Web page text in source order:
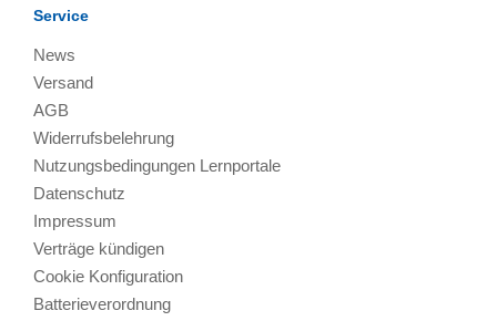
Service
News
Versand
AGB
Widerrufsbelehrung
Nutzungsbedingungen Lernportale
Datenschutz
Impressum
Verträge kündigen
Cookie Konfiguration
Batterieverordnung